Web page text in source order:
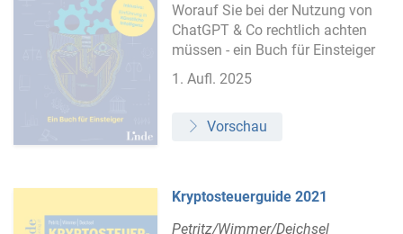
Worauf Sie bei der Nutzung von
ChatGPT & Co rechtlich achten
müssen - ein Buch für Einsteiger
1. Aufl. 2025
Vorschau
Kryptosteuerguide 2021
Petritz/Wimmer/Deichsel